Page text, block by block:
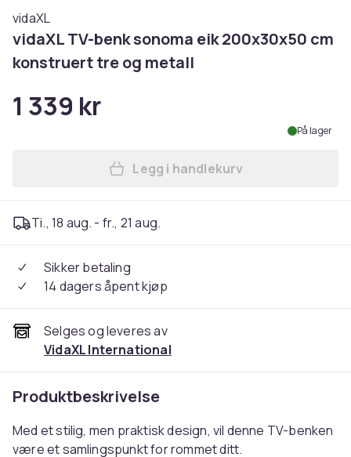
vidaXL
vidaXL TV-benk sonoma eik 200x30x50 cm
konstruert tre og metall
1 339 kr
På lager
Legg vidaXL TV-benk
Legg i handlekurv
Ti., 18 aug. - fr., 21 aug.
Sikker betaling
14 dagers åpent kjøp
Selges og leveres av
VidaXL International
Produktbeskrivelse
Med et stilig, men praktisk design, vil denne TV-benken
være et samlingspunkt for rommet ditt.